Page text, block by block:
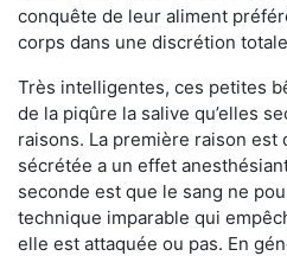
conquête de leur aliment
corps dans une discrétion
Très intelligentes, ces petites
de la piqûre la salive qu’elles
raisons. La première raison est
sécrétée a un effet
seconde est que le sang ne
technique imparable qui
elle est attaquée ou pas. En